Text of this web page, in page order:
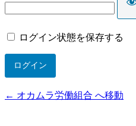
ログイン状態を保存する
← オカムラ労働組合 へ移動